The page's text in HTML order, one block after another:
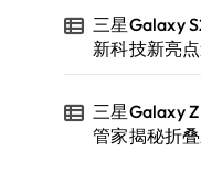
三星Galaxy
新科技新亮
三星Galaxy
管家揭秘折